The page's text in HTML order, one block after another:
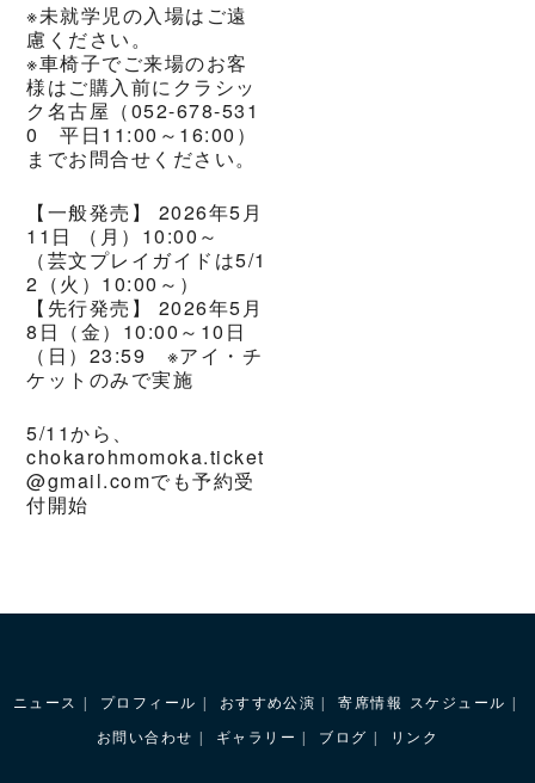
※未就学児の入場はご遠
慮ください。
※車椅子でご来場のお客
様はご購入前にクラシッ
ク名古屋（052-678-531
0 平日11:00～16:00）
までお問合せください。
【一般発売】 2026年5月
11日 （月）10:00～
（芸文プレイガイドは5/1
2（火）10:00～）
【先行発売】 2026年5月
8日（金）10:00～10日
（日）23:59 ※アイ・チ
ケットのみで実施
5/11から、
chokarohmomoka.ticket
@gmail.comでも予約受
付開始
ニュース プロフィール おすすめ公演 寄席情報 スケジュール
お問い合わせ ギャラリー ブログ リンク